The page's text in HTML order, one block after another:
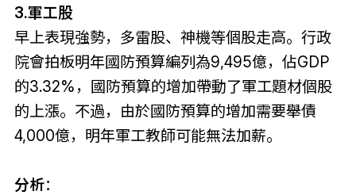
3.軍工股
早上表現強勢，多雷股、神機等個股走高。行政
院會拍板明年國防預算編列為9,495億，佔GDP
的3.32%，國防預算的增加帶動了軍工題材個股
的上漲。不過，由於國防預算的增加需要舉債
4,000億，明年軍工教師可能無法加薪。
分析：